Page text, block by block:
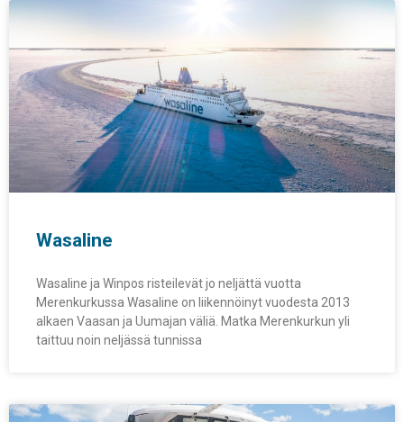
Wasaline
Wasaline ja Winpos risteilevät jo neljättä vuotta
Merenkurkussa Wasaline on liikennöinyt vuodesta 2013
alkaen Vaasan ja Uumajan väliä. Matka Merenkurkun yli
taittuu noin neljässä tunnissa